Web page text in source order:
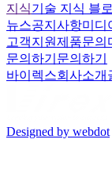
지식기술 지식 블
뉴스공지사항미디
고객지원제품문의
문의하기 문의하기
바이렉스회사소개
Designed by webdot